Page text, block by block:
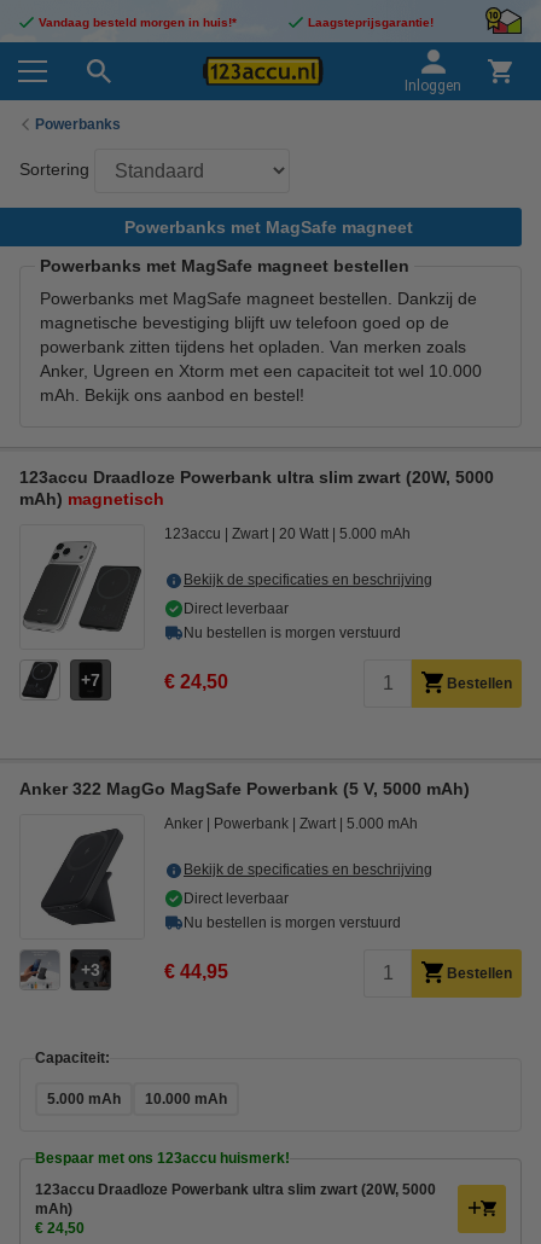
Vandaag besteld morgen in huis!* Laagsteprijsgarantie!
Inloggen
Powerbanks
Sortering
Powerbanks met MagSafe magneet
Powerbanks met MagSafe magneet bestellen
Powerbanks met MagSafe magneet bestellen. Dankzij de
magnetische bevestiging blijft uw telefoon goed op de
powerbank zitten tijdens het opladen. Van merken zoals
Anker, Ugreen en Xtorm met een capaciteit tot wel 10.000
mAh. Bekijk ons aanbod en bestel!
123accu Draadloze Powerbank ultra slim zwart (20W, 5000
mAh) magnetisch
7
123accu Zwart 20 Watt 5.000 mAh
Bekijk de specificaties en beschrijving
Direct leverbaar
Nu bestellen is morgen verstuurd
€ 24,50 Bestellen
Anker 322 MagGo MagSafe Powerbank (5 V, 5000 mAh)
3
Anker Powerbank Zwart 5.000 mAh
Bekijk de specificaties en beschrijving
Direct leverbaar
Nu bestellen is morgen verstuurd
€ 44,95 Bestellen
Capaciteit:
5.000 mAh 10.000 mAh
Bespaar met ons 123accu huismerk!
123accu Draadloze Powerbank ultra slim zwart (20W, 5000
mAh)
€ 24,50